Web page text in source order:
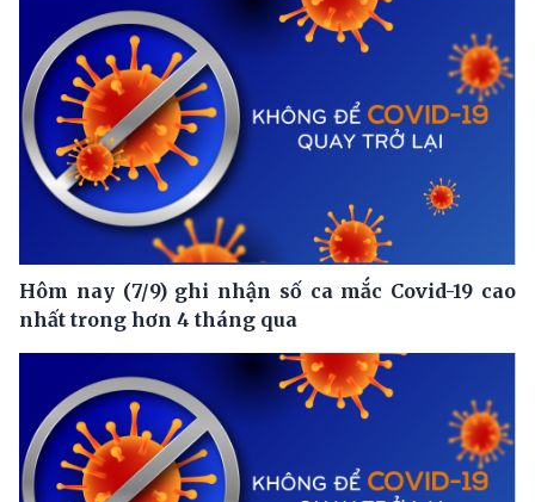
Hôm nay (7/9) ghi nhận số ca mắc Covid-19 cao
nhất trong hơn 4 tháng qua